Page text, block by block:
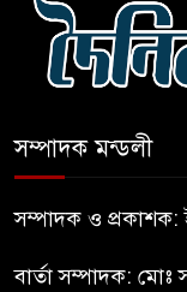
সম্পাদক মন্ডলী
সম্পাদক ও
বার্তা সম্পাদক: মোঃ